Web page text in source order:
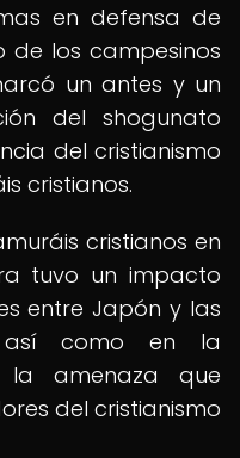
en defensa de
de los campesinos
un antes y un
del shogunato
del cristianismo
cristianos.
cristianos en
tuvo un impacto
entre Japón y las
así como en la
la amenaza que
del cristianismo